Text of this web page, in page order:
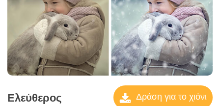
Ελεύθερος Δράση για το χιόνι